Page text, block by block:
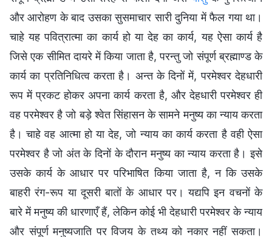
और आरोहण के बाद उसका सुसमाचार सारी दुनिया में फैल गया था।
चाहे यह पवित्रात्मा का कार्य हो या देह का कार्य, यह ऐसा कार्य है
जिसे एक सीमित दायरे में किया जाता है, परन्तु जो संपूर्ण ब्रह्माण्ड के
कार्य का प्रतिनिधित्व करता है। अन्त के दिनों में, परमेश्वर देहधारी
रूप में प्रकट होकर अपना कार्य करता है, और देहधारी परमेश्वर ही
वह परमेश्वर है जो बड़े श्वेत सिंहासन के सामने मनुष्य का न्याय करता
है। चाहे वह आत्मा हो या देह, जो न्याय का कार्य करता है वही ऐसा
परमेश्वर है जो अंत के दिनों के दौरान मनुष्य का न्याय करता है। इसे
उसके कार्य के आधार पर परिभाषित किया जाता है, न कि उसके
बाहरी रंग-रूप या दूसरी बातों के आधार पर। यद्यपि इन वचनों के
बारे में मनुष्य की धारणाएँ हैं, लेकिन कोई भी देहधारी परमेश्वर के न्याय
और संपूर्ण मनुष्यजाति पर विजय के तथ्य को नकार नहीं सकता।